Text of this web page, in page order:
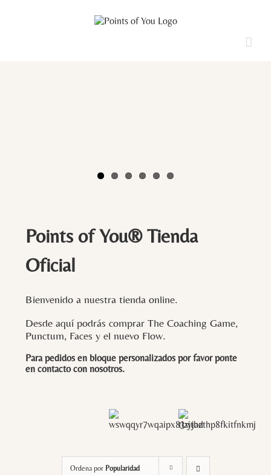
Points of You® Tienda
Oficial
Bienvenido a nuestra tienda online.
Desde aquí podrás comprar The Coaching Game,
Punctum, Faces y el nuevo Flow.
Para pedidos en bloque personalizados por favor ponte
en contacto con nosotros.
Ordena por Popularidad